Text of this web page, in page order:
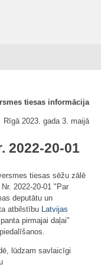
tiesas informācija
Rīgā 2023. gada 3. maijā
2022-20-01
tiesas sēžu zālē
2022-20-01 "Par
deputātu un
atbilstību Latvijas
panta pirmajai daļai"
lūdzam savlaicīgi